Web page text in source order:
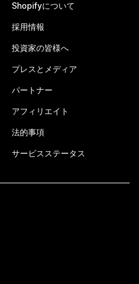
Shopifyについて
採用情報
投資家の皆様へ
プレスとメディア
パートナー
アフィリエイト
法的事項
サービスステータス